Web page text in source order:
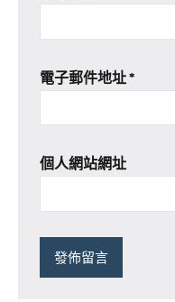
電子郵件地址*
個人網站網址